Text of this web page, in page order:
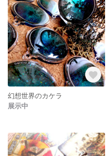
幻想世界のカケラ
展示中